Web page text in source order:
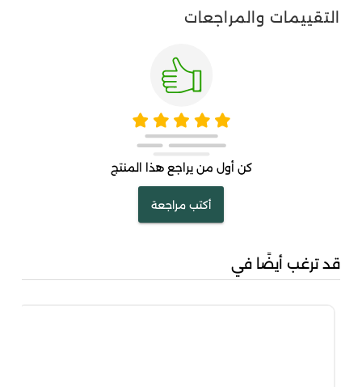
التقييمات والمراجعات
كن أول من يراجع هذا المنتج
أكتب مراجعة
قد ترغب أيضًا في